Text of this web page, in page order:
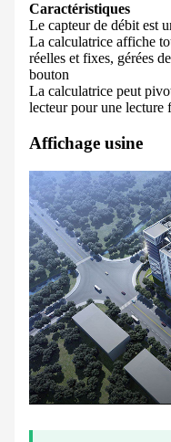
Caractéristiques
Le capteur de débit est
La calculatrice affiche
réelles et fixes, gérées
bouton
La calculatrice peut
lecteur pour une lecture
Affichage usine